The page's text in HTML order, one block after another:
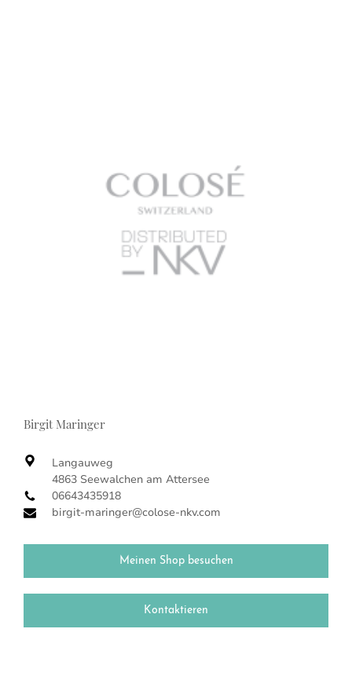
Birgit Maringer
Langauweg
4863 Seewalchen am Attersee
06643435918
birgit-maringer@colose-nkv.com
Meinen Shop besuchen
Kontaktieren